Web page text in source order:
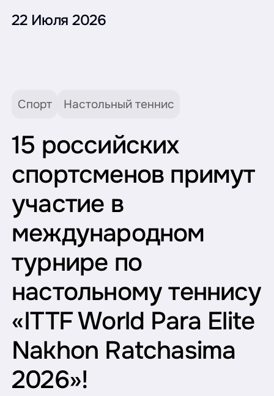
22 Июля 2026
Спорт Настольный теннис
15 российских
спортсменов примут
участие в
международном
турнире по
настольному теннису
«ITTF World Para Elite
Nakhon Ratchasima
2026»!